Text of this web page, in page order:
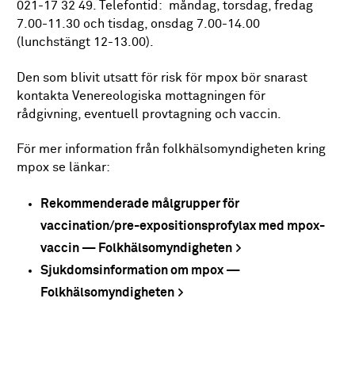
021-17 32 49. Telefontid: måndag, torsdag, fredag
7.00-11.30 och tisdag, onsdag 7.00-14.00
(lunchstängt 12-13.00).
Den som blivit utsatt för risk för mpox bör snarast
kontakta Venereologiska mottagningen för
rådgivning, eventuell provtagning och vaccin.
För mer information från folkhälsomyndigheten kring
mpox se länkar:
Rekommenderade målgrupper för
vaccination/pre-expositionsprofylax med mpox-
vaccin — Folkhälsomyndigheten
Sjukdomsinformation om mpox —
Folkhälsomyndigheten